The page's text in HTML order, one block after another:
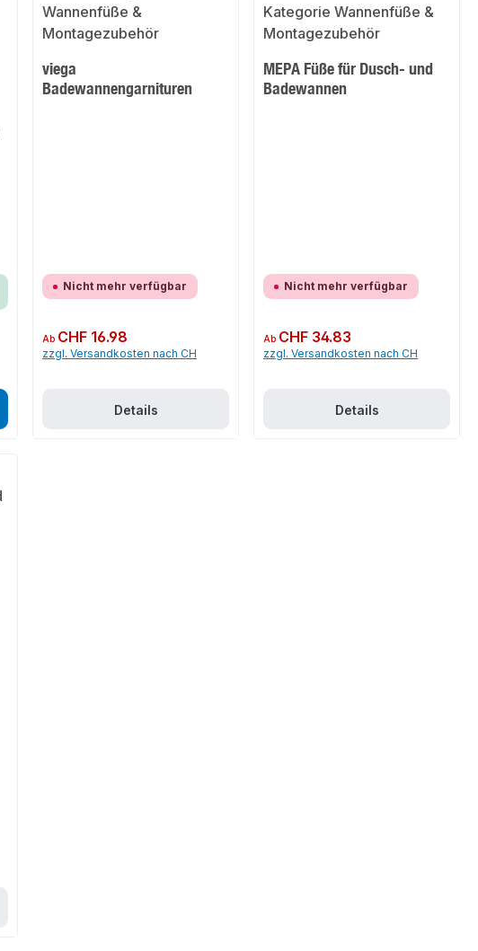
viega
Badewannengarnituren
Nicht mehr verfügbar
Regulärer Preis:
Ab CHF 16.98
zzgl. Versandkosten nach CH
Details
MEPA Füße für Dusch- und
Badewannen
Nicht mehr verfügbar
Regulärer Preis:
Ab CHF 34.83
zzgl. Versandkosten nach CH
Details